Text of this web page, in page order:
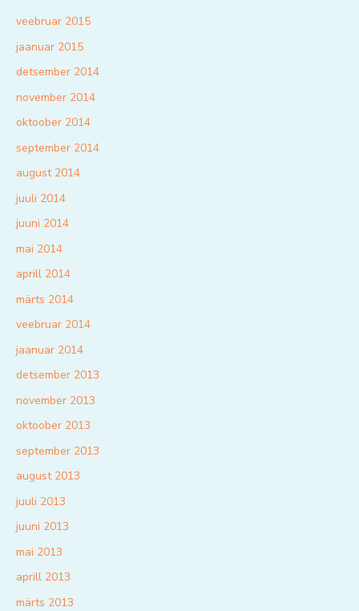
veebruar 2015
jaanuar 2015
detsember 2014
november 2014
oktoober 2014
september 2014
august 2014
juuli 2014
juuni 2014
mai 2014
aprill 2014
märts 2014
veebruar 2014
jaanuar 2014
detsember 2013
november 2013
oktoober 2013
september 2013
august 2013
juuli 2013
juuni 2013
mai 2013
aprill 2013
märts 2013